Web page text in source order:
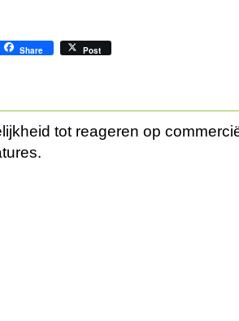
Share Post
tot reageren op